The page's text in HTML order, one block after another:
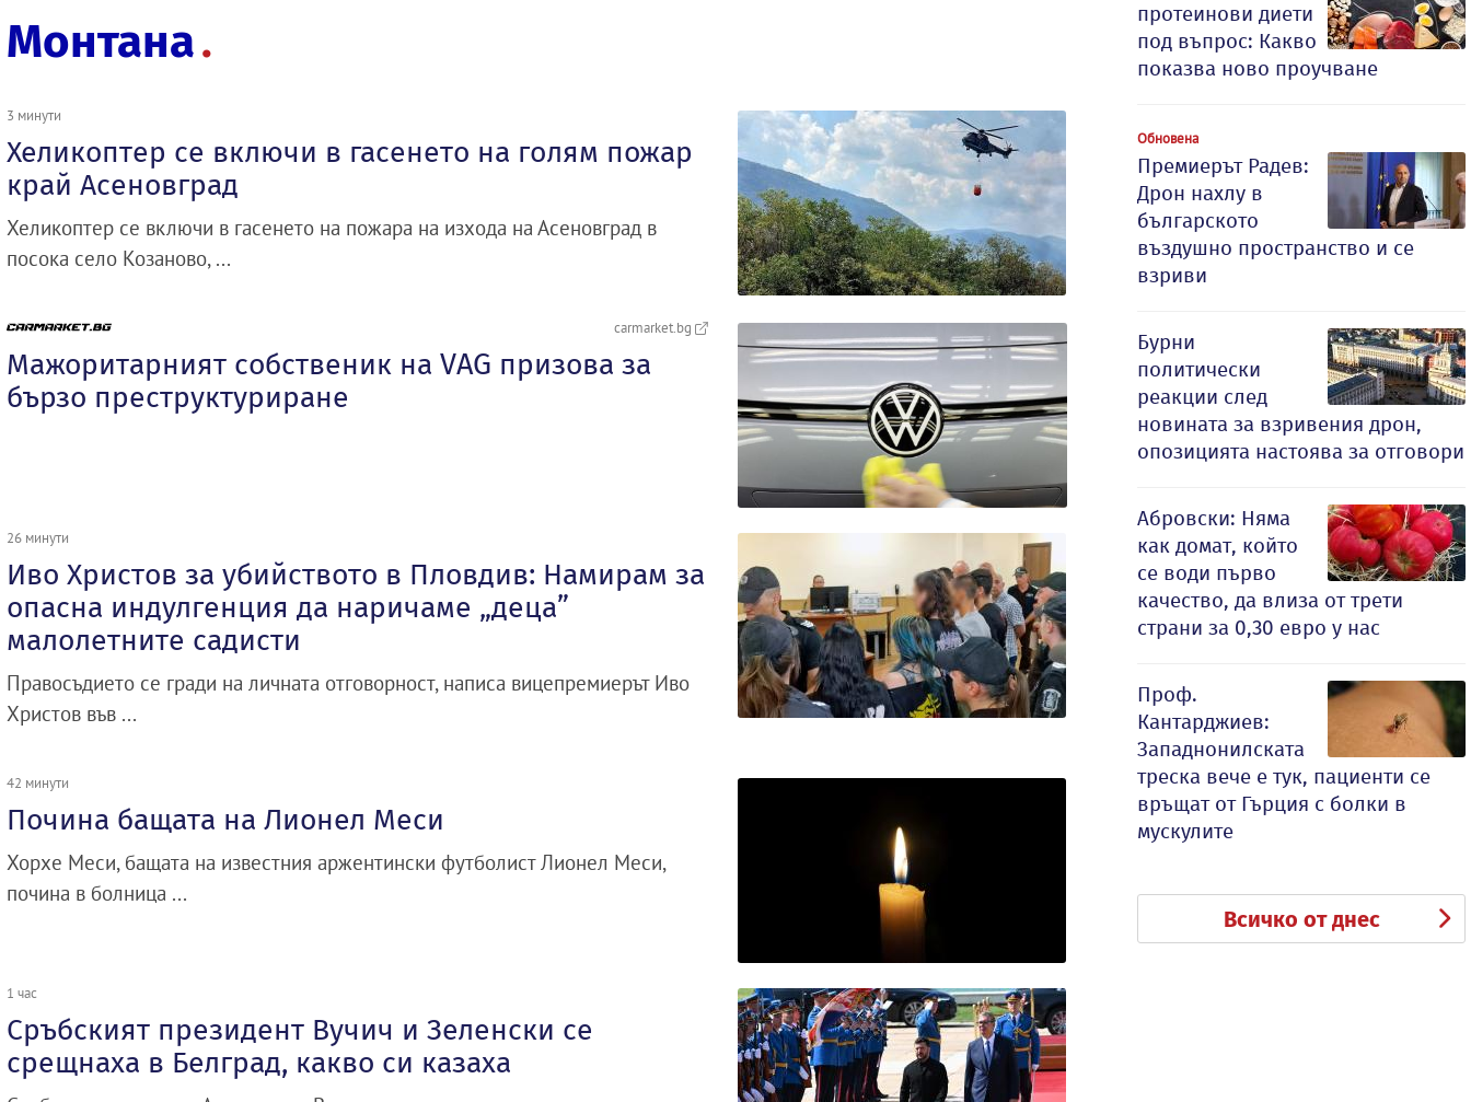
Монтана
3 минути
Хеликоптер се включи в гасенето на голям пожар
край Асеновград
Хеликоптер се включи в гасенето на пожара на изхода на Асеновград в
посока село Козаново, ...
carmarket.bg
Мажоритарният собственик на VAG призова за
бързо преструктуриране
26 минути
Иво Христов за убийството в Пловдив: Намирам за
опасна индулгенция да наричаме „деца”
малолетните садисти
Правосъдието се гради на личната отговорност, написа вицепремиерът Иво
Христов във ...
42 минути
Почина бащата на Лионел Меси
Хорхе Меси, бащата на известния аржентински футболист Лионел Меси,
почина в болница ...
1 час
Сръбският президент Вучич и Зеленски се
срещнаха в Белград, какво си казаха
протеинови диети
под въпрос: Какво
показва ново проучване
Обновена
Премиерът Радев:
Дрон нахлу в
българското
въздушно пространство и се
взриви
Бурни
политически
реакции след
новината за взривения дрон,
опозицията настоява за отговори
Абровски: Няма
как домат, който
се води първо
качество, да влиза от трети
страни за 0,30 евро у нас
Проф.
Кантарджиев:
Западнонилската
треска вече е тук, пациенти се
връщат от Гърция с болки в
мускулите
Всичко от днес